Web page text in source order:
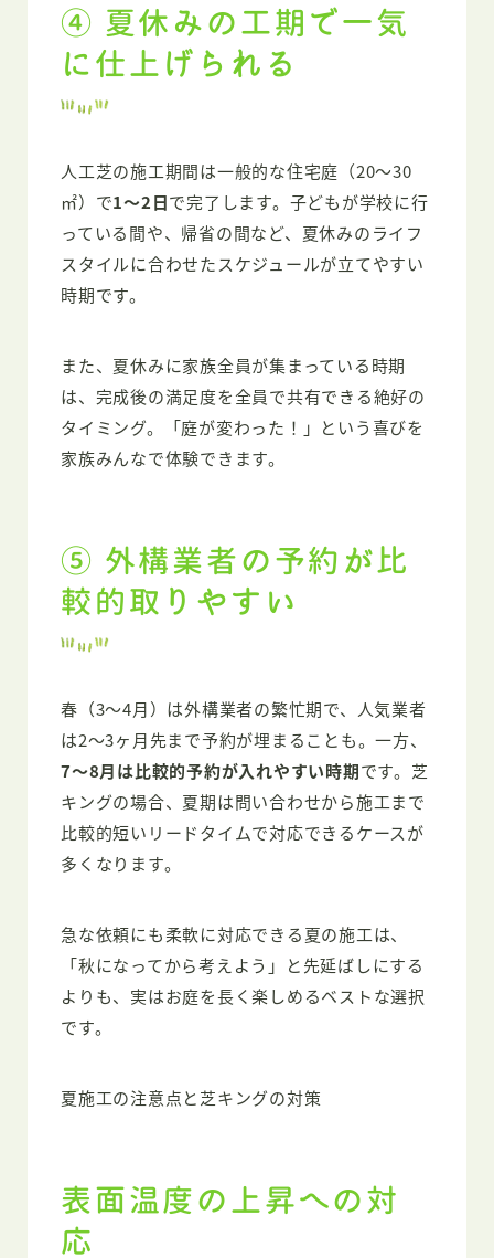
④ 夏休みの工期で一気
に仕上げられる
人工芝の施工期間は一般的な住宅庭（20〜30
㎡）で1〜2日で完了します。子どもが学校に行
っている間や、帰省の間など、夏休みのライフ
スタイルに合わせたスケジュールが立てやすい
時期です。
また、夏休みに家族全員が集まっている時期
は、完成後の満足度を全員で共有できる絶好の
タイミング。「庭が変わった！」という喜びを
家族みんなで体験できます。
⑤ 外構業者の予約が比
較的取りやすい
春（3〜4月）は外構業者の繁忙期で、人気業者
は2〜3ヶ月先まで予約が埋まることも。一方、
7〜8月は比較的予約が入れやすい時期です。芝
キングの場合、夏期は問い合わせから施工まで
比較的短いリードタイムで対応できるケースが
多くなります。
急な依頼にも柔軟に対応できる夏の施工は、
「秋になってから考えよう」と先延ばしにする
よりも、実はお庭を長く楽しめるベストな選択
です。
夏施工の注意点と芝キングの対策
表面温度の上昇への対
応